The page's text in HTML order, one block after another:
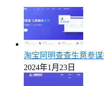
淘宝阿明查查生意参
2024年1月23日